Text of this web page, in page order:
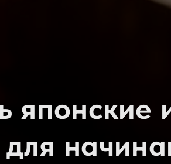
японские
для